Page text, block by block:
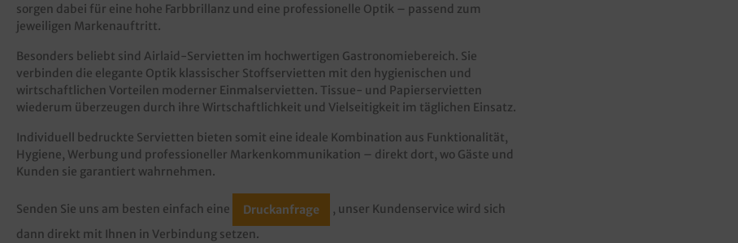
sorgen dabei für eine hohe Farbbrillanz und eine professionelle Optik – passend zum
jeweiligen Markenauftritt.
Besonders beliebt sind Airlaid-Servietten im hochwertigen Gastronomiebereich. Sie
verbinden die elegante Optik klassischer Stoffservietten mit den hygienischen und
wirtschaftlichen Vorteilen moderner Einmalservietten. Tissue- und Papierservietten
wiederum überzeugen durch ihre Wirtschaftlichkeit und Vielseitigkeit im täglichen Einsatz.
Individuell bedruckte Servietten bieten somit eine ideale Kombination aus Funktionalität,
Hygiene, Werbung und professioneller Markenkommunikation – direkt dort, wo Gäste und
Kunden sie garantiert wahrnehmen.
Senden Sie uns am besten einfach eine Druckanfrage
, unser Kundenservice wird sich
dann direkt mit Ihnen in Verbindung setzen.